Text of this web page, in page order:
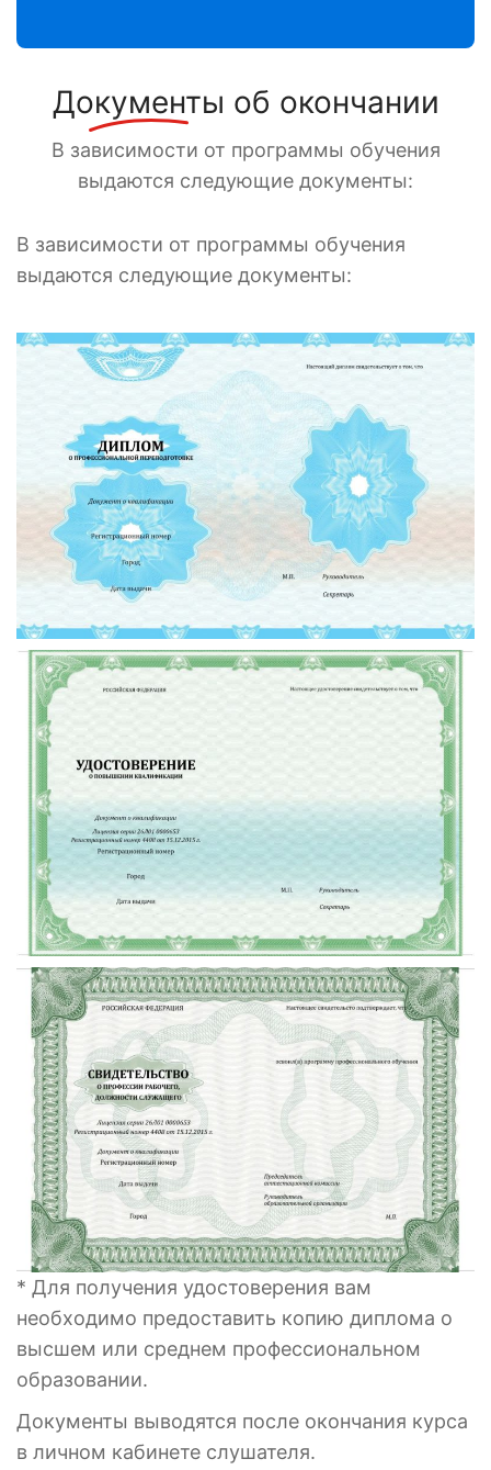
Документы об окончании
В зависимости от программы обучения
выдаются следующие документы:
В зависимости от программы обучения
выдаются следующие документы:
* Для получения удостоверения вам
необходимо предоставить копию диплома о
высшем или среднем профессиональном
образовании.
Документы выводятся после окончания курса
в личном кабинете слушателя.